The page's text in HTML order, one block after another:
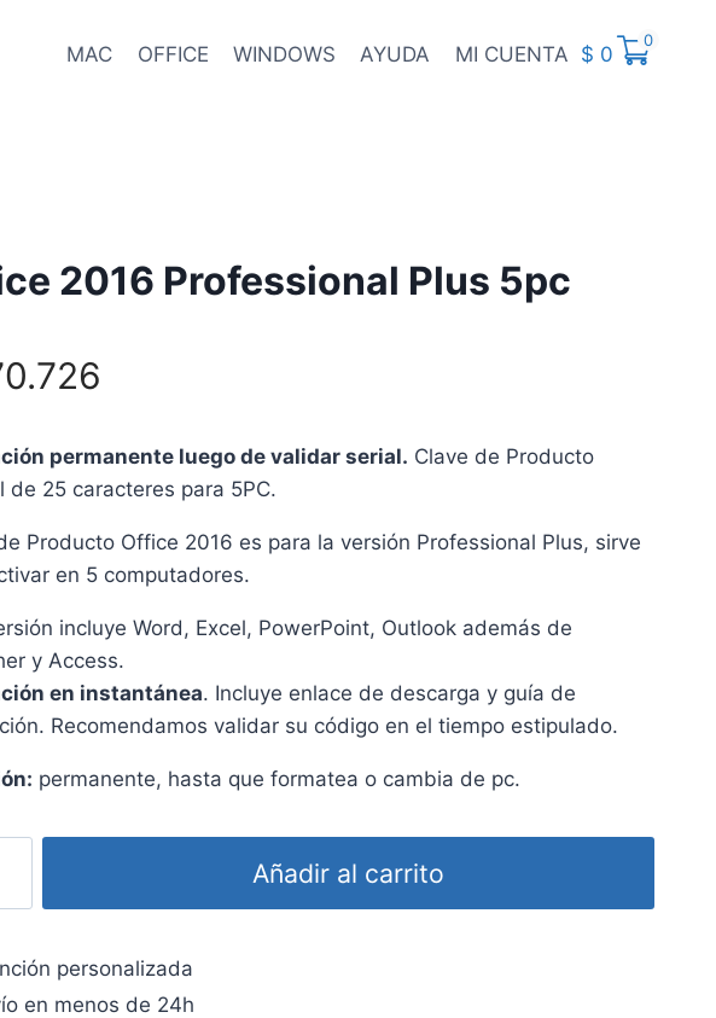
MAC OFFICE WINDOWS AYUDA MI CUENTA $ 0
0
2016 Professional Plus 5pc
permanente luego de validar serial. Clave de Producto
de 25 caracteres para 5PC.
Producto Office 2016 es para la versión Professional Plus, sirve
en 5 computadores.
incluye Word, Excel, PowerPoint, Outlook además de
y Access.
en instantánea. Incluye enlace de descarga y guía de
Recomendamos validar su código en el tiempo estipulado.
permanente, hasta que formatea o cambia de pc.
Añadir al carrito
personalizada
en menos de 24h